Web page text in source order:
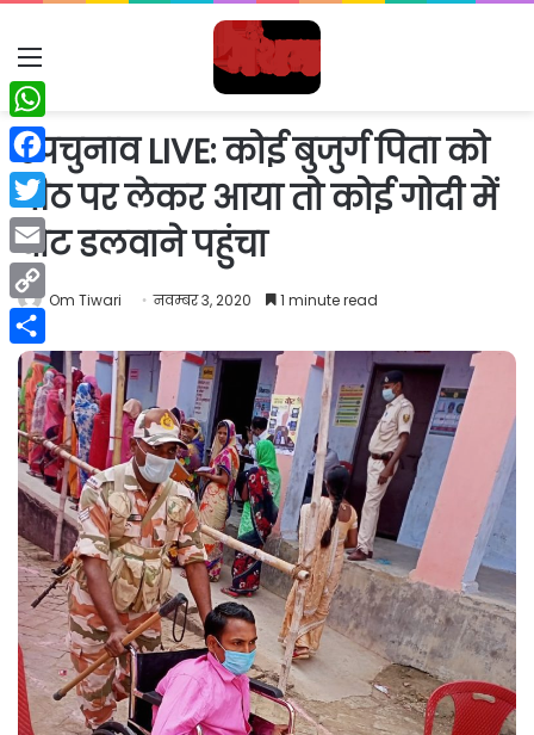
Menu
उपचुनाव LIVE: कोई बुजुर्ग पिता को
पीठ पर लेकर आया तो कोई गोदी में
वोट डलवाने पहुंचा
Om Tiwari नवम्बर 3, 2020 1 minute read
WhatsApp
Facebook
Twitter
Email
Copy
Link
Share